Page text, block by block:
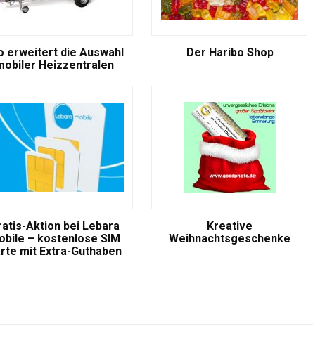
erweitert die Auswahl
Heizzentralen
Der Haribo Shop
Aktion bei Lebara
– kostenlose SIM
mit Extra-Guthaben
Kreative
Weihnachtsgeschenke